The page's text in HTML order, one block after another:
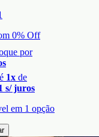
0% Off
por
1x de
s/ juros
em 1 opção